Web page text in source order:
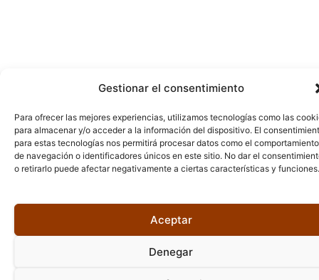
Gestionar el consentimiento
Para ofrecer las mejores experiencias, utilizamos tecnologías como las
para almacenar y/o acceder a la información del dispositivo. El
para estas tecnologías nos permitirá procesar datos como el comportamiento
de navegación o identificadores únicos en este sitio. No dar el
o retirarlo puede afectar negativamente a ciertas características y funciones.
Aceptar
Denegar